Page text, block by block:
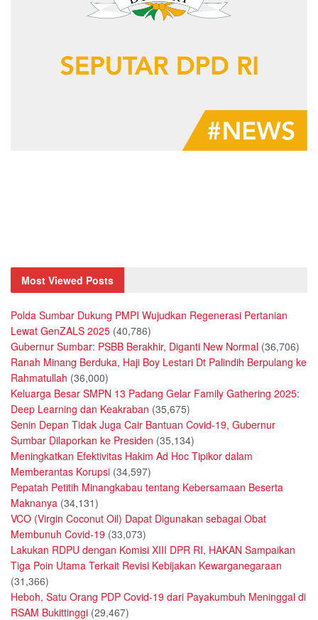
Most Viewed Posts
Polda Sumbar Dukung PMPI Wujudkan Regenerasi Pertanian
Lewat GenZALS 2025 (40,786)
Gubernur Sumbar: PSBB Berakhir, Diganti New Normal (36,706)
Ranah Minang Berduka, Haji Boy Lestari Dt Palindih Berpulang ke
Rahmatullah (36,000)
Keluarga Besar SMPN 13 Padang Gelar Family Gathering 2025:
Deep Learning dan Keakraban (35,675)
Senin Depan Tidak Juga Cair Bantuan Covid-19, Gubernur
Sumbar Dilaporkan ke Presiden (35,134)
Meningkatkan Efektivitas Hakim Ad Hoc Tipikor dalam
Memberantas Korupsi (34,597)
Pepatah Petitih Minangkabau tentang Kebersamaan Beserta
Maknanya (34,131)
VCO (Virgin Coconut Oil) Dapat Digunakan sebagai Obat
Membunuh Covid-19 (33,073)
Lakukan RDPU dengan Komisi XIII DPR RI, HAKAN Sampaikan
Tiga Poin Utama Terkait Revisi Kebijakan Kewarganegaraan
(31,366)
Heboh, Satu Orang PDP Covid-19 dari Payakumbuh Meninggal di
RSAM Bukittinggi (29,467)